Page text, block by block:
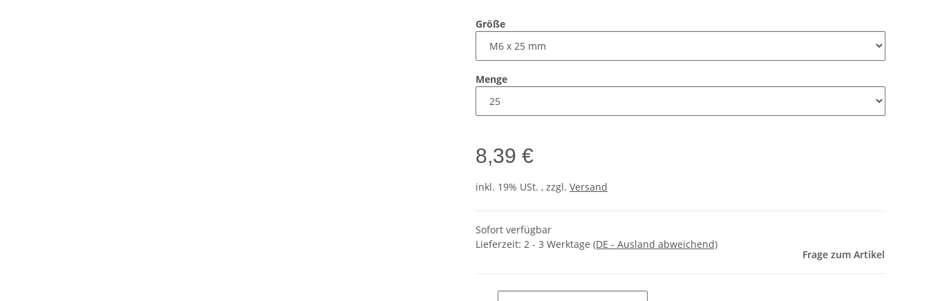
Größe
Menge
8,39 €
inkl. 19% USt. , zzgl. Versand
Sofort verfügbar
Lieferzeit: 2 - 3 Werktage (DE - Ausland abweichend)
Frage zum Artikel